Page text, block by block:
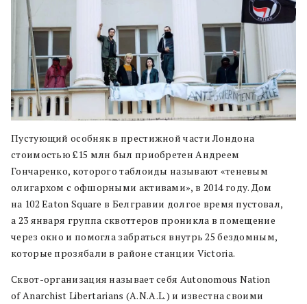
Пустующий особняк в престижной части Лондона
стоимостью £15 млн был приобретен Андреем
Гончаренко, которого таблоиды называют «теневым
олигархом с офшорными активами», в 2014 году. Дом
на 102 Eaton Square в Белгравии долгое время пустовал,
а 23 января группа сквоттеров проникла в помещение
через окно и помогла забраться внутрь 25 бездомным,
которые прозябали в районе станции Victoria.
Сквот-организация называет себя Autonomous Nation
of Anarchist Libertarians (A.N.A.L.) и известна своими